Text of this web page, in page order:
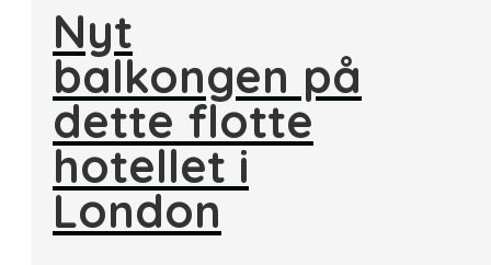
Nyt
balkongen på
dette flotte
hotellet i
London